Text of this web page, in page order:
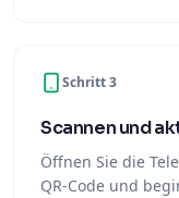
Schritt 3
Scannen und
Öffnen Sie die
QR-Code und